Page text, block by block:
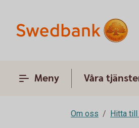
Meny Våra
Om oss Hitta